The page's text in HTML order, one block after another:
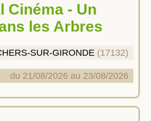
les Arbres
SUR-GIRONDE (17132)
du 21/08/2026 au 23/08/2026